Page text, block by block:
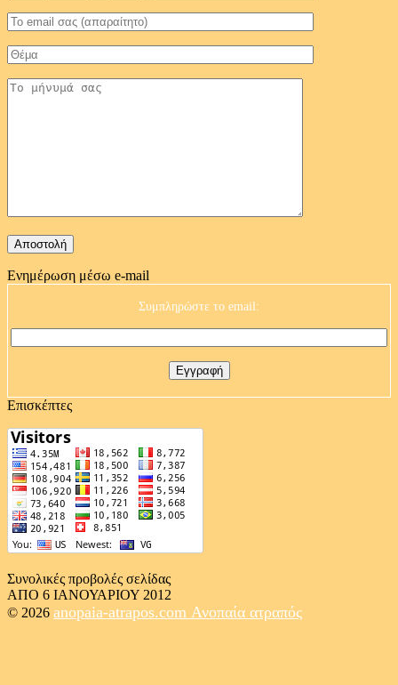
Ενημέρωση μέσω e-mail
Συμπληρώστε το email:
Επισκέπτες
Συνολικές προβολές σελίδας
ΑΠΟ 6 ΙΑΝΟΥΑΡΙΟΥ 2012
© 2026 anopaia-atrapos.com Ανοπαία ατραπός